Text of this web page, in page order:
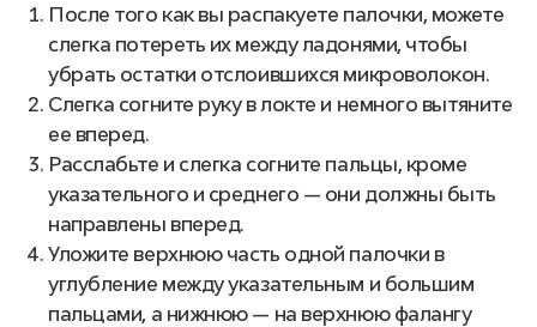
После того как вы распакуете палочки, можете
слегка потереть их между ладонями, чтобы
убрать остатки отслоившихся микроволокон.
Слегка согните руку в локте и немного вытяните
ее вперед.
Расслабьте и слегка согните пальцы, кроме
указательного и среднего — они должны быть
направлены вперед.
Уложите верхнюю часть одной палочки в
углубление между указательным и большим
пальцами, а нижнюю — на верхнюю фалангу